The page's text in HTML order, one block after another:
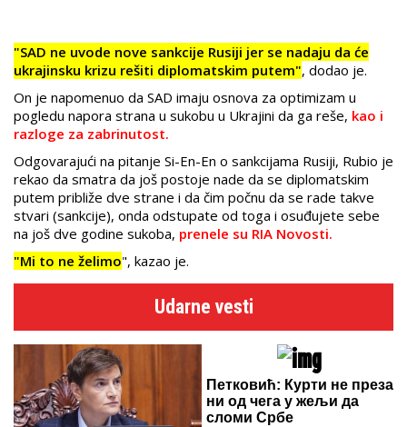
"SAD ne uvode nove sankcije Rusiji jer se nadaju da će
ukrajinsku krizu rešiti diplomatskim putem", dodao je.
On je napomenuo da SAD imaju osnova za optimizam u
pogledu napora strana u sukobu u Ukrajini da ga reše, kao i
razloge za zabrinutost.
Odgovarajući na pitanje Si-En-En o sankcijama Rusiji, Rubio je
rekao da smatra da još postoje nade da se diplomatskim
putem približe dve strane i da čim počnu da se rade takve
stvari (sankcije), onda odstupate od toga i osuđujete sebe
na još dve godine sukoba, prenele su RIA Novosti.
"Mi to ne želimo", kazao je.
Udarne vesti
Петковић: Курти не преза
ни од чега у жељи да
сломи Србе